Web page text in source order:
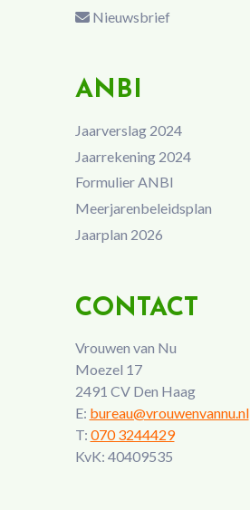
Nieuwsbrief
ANBI
Jaarverslag 2024
Jaarrekening 2024
Formulier ANBI
Meerjarenbeleidsplan
Jaarplan 2026
CONTACT
Vrouwen van Nu
Moezel 17
2491 CV Den Haag
E: bureau@vrouwenvannu.nl
T: 070 3244429
KvK: 40409535